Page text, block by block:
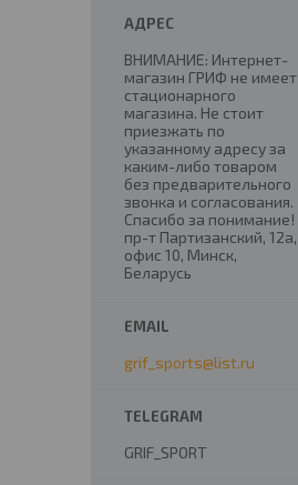
ВНИМАНИЕ: Интернет-
магазин ГРИФ не имеет
стационарного
магазина. Не стоит
приезжать по
указанному адресу за
каким-либо товаром
без предварительного
звонка и согласования.
Спасибо за понимание!
пр-т Партизанский, 12а,
офис 10, Минск,
Беларусь
grif_sports@list.ru
GRIF_SPORT